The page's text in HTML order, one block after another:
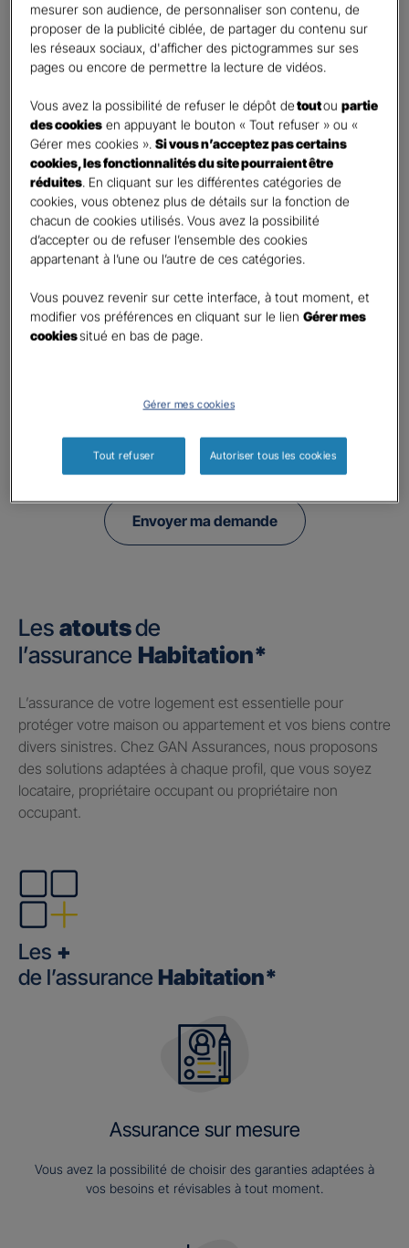
First Last
Téléphone*
United
States
+1
E-mail*
Informations complémentaires (facultatif)
Information données personnelles *
En cochant cette case et en soumettant ce formulaire,
j'accepte que mes données personnelles soient utilisées
Pour connaitre et exercer vos droits, notamment de retrait de votre consentement
Envoyer ma demande
Les atoutsde
l’assurance Habitation*
​L’assurance de votre logement est essentielle pour
protéger votre maison ou appartement et vos biens contre
divers sinistres. Chez GAN Assurances, nous proposons
des solutions adaptées à chaque profil, que vous soyez
locataire, propriétaire occupant ou propriétaire non
occupant.
Les +
de l’assurance Habitation*
Assurance sur mesure
Vous avez la possibilité de choisir des garanties adaptées à
vos besoins et révisables à tout moment.
mesurer son audience, de personnaliser son contenu, de
proposer de la publicité ciblée, de partager du contenu sur
les réseaux sociaux, d'afficher des pictogrammes sur ses
pages ou encore de permettre la lecture de vidéos.
Vous avez la possibilité de refuser le dépôt detoutoupartie
des cookies en appuyant le bouton « Tout refuser » ou «
Gérer mes cookies ».Si vous n’acceptez pas certains
cookies, les fonctionnalités du site pourraient être
réduites. En cliquant sur les différentes catégories de
cookies, vous obtenez plus de détails sur la fonction de
chacun de cookies utilisés. Vous avez la possibilité
d’accepter ou de refuser l’ensemble des cookies
appartenant à l’une ou l’autre de ces catégories.
Vous pouvez revenir sur cette interface, à tout moment, et
modifier vos préférences en cliquant sur le lienGérer mes
cookiessitué en bas de page.
Gérer mes cookies
Tout refuser Autoriser tous les cookies